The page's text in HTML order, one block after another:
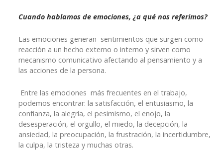
Cuando hablamos de emociones, ¿a qué nos referimos?
Las emociones generan sentimientos que surgen como
reacción a un hecho externo o interno y sirven como
mecanismo comunicativo afectando al pensamiento y a
las acciones de la persona.
Entre las emociones más frecuentes en el trabajo,
podemos encontrar: la satisfacción, el entusiasmo, la
confianza, la alegría, el pesimismo, el enojo, la
desesperación, el orgullo, el miedo, la decepción, la
ansiedad, la preocupación, la frustración, la incertidumbre,
la culpa, la tristeza y muchas otras.